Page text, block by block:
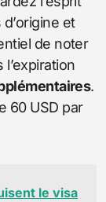
et
de noter
.
60 USD par
le visa